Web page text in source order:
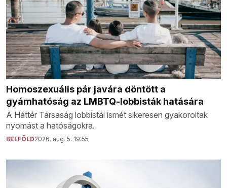
Homoszexuális pár javára döntött a
gyámhatóság az LMBTQ-lobbisták hatására
A Háttér Társaság lobbistái ismét sikeresen gyakoroltak
nyomást a hatóságokra.
BELFÖLD2026. aug. 5. 19:55